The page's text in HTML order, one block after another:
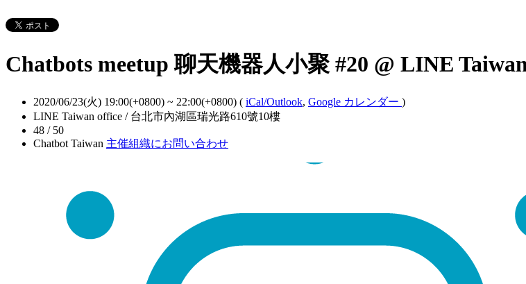
Chatbots meetup 聊天機器人小聚 #20 @ LINE
2020/06/23(火) 19:00(+0800) ~ 22:00(+0800) ( iCal/Outlook, Google カレンダー )
LINE Taiwan office / 台北市內湖區瑞光路610號10樓
48 / 50
Chatbot Taiwan 主催組織にお問い合わせ